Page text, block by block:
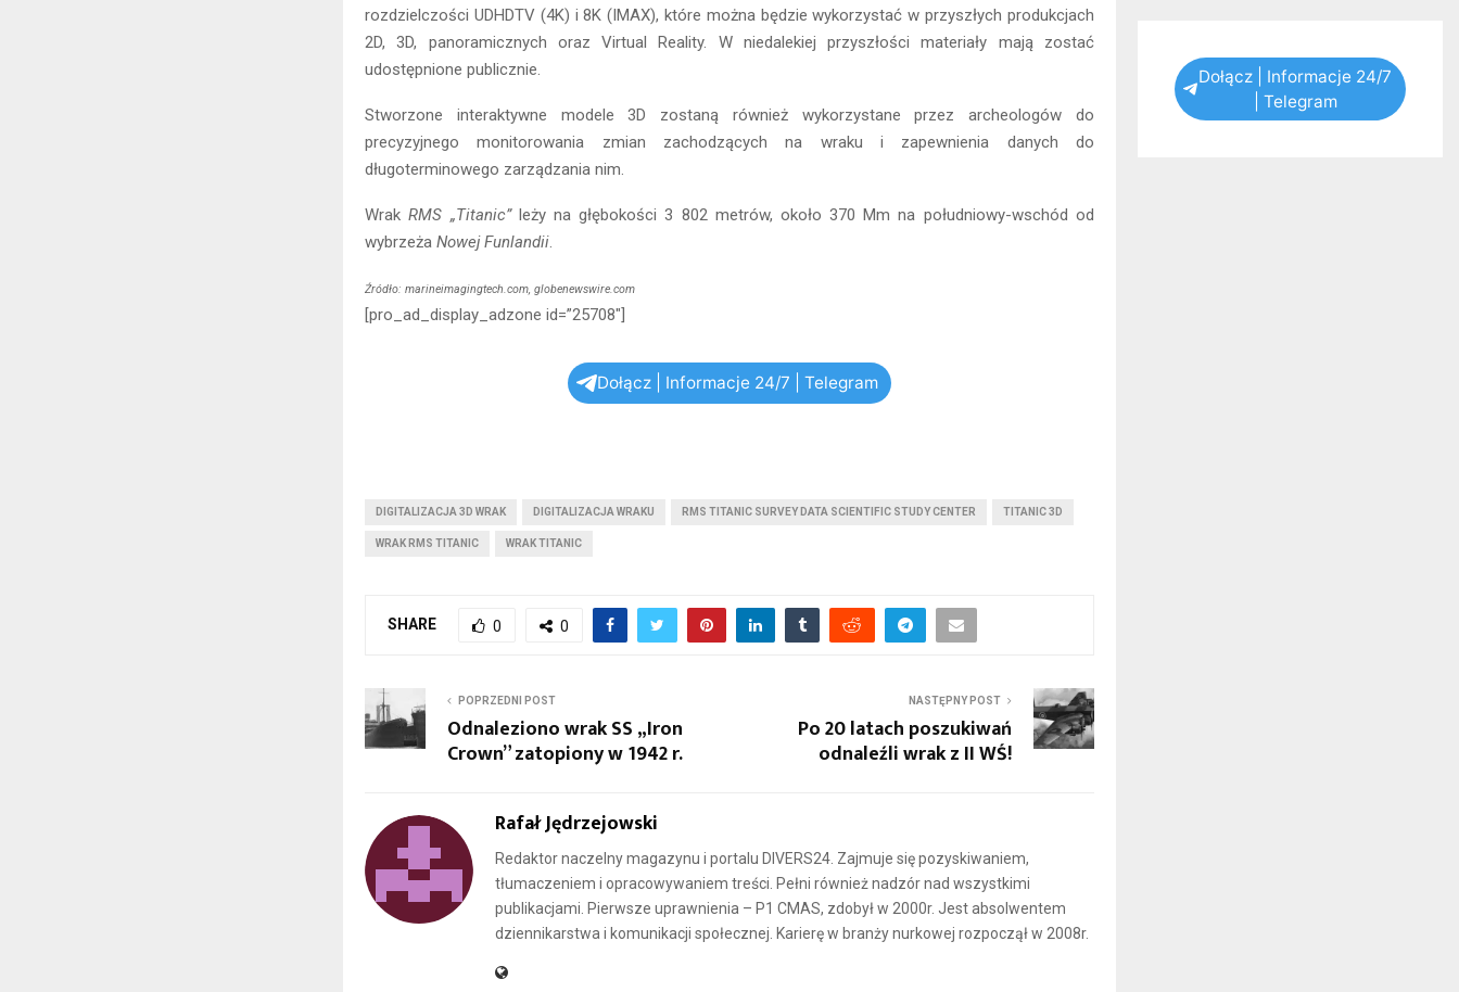
rozdzielczości UDHDTV (4K) i 8K (IMAX), które można będzie wykorzystać w przyszłych produkcjach
2D, 3D, panoramicznych oraz Virtual Reality. W niedalekiej przyszłości materiały mają zostać
udostępnione publicznie.
Stworzone interaktywne modele 3D zostaną również wykorzystane przez archeologów do
precyzyjnego monitorowania zmian zachodzących na wraku i zapewnienia danych do
długoterminowego zarządzania nim.
WrakRMS „Titanic”leży na głębokości 3 802 metrów, około 370 Mm na południowy-wschód od
wybrzeżaNowej Funlandii.
Źródło: marineimagingtech.com, globenewswire.com
[pro_ad_display_adzone id=”25708″]
Dołącz | Informacje 24/7 | Telegram
DIGITALIZACJA 3D WRAK DIGITALIZACJA WRAKU RMS TITANIC SURVEY DATA SCIENTIFIC STUDY CENTER TITANIC 3D
WRAK RMS TITANIC WRAK TITANIC
SHARE 0 0
POPRZEDNI POST
Odnaleziono wrak SS „Iron
Crown” zatopiony w 1942 r.
NASTĘPNY POST
Po 20 latach poszukiwań
odnaleźli wrak z II WŚ!
Rafał Jędrzejowski
Redaktor naczelny magazynu i portalu DIVERS24. Zajmuje się pozyskiwaniem,
tłumaczeniem i opracowywaniem treści. Pełni również nadzór nad wszystkimi
publikacjami. Pierwsze uprawnienia – P1 CMAS, zdobył w 2000r. Jest absolwentem
dziennikarstwa i komunikacji społecznej. Karierę w branży nurkowej rozpoczął w 2008r.
Dołącz | Informacje 24/7
| Telegram